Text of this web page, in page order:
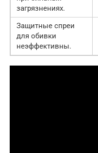
загрязнениях.
Защитные спреи
для обивки
неэффективны.